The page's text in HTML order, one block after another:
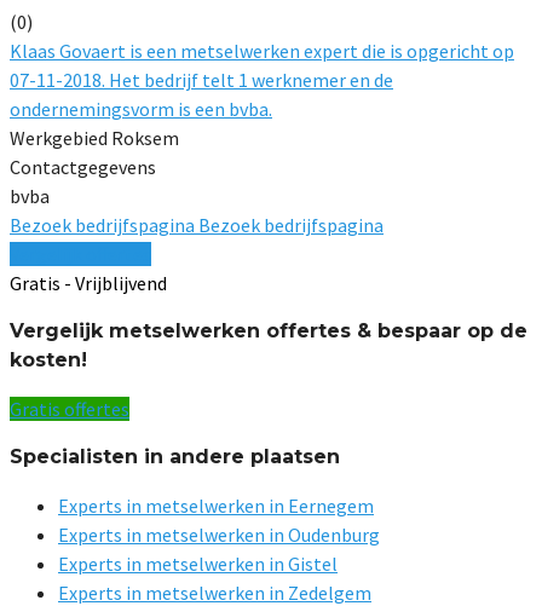
(0)
Klaas Govaert is een metselwerken expert die is opgericht op
07-11-2018. Het bedrijf telt 1 werknemer en de
ondernemingsvorm is een bvba.
Werkgebied Roksem
Contactgegevens
bvba
Bezoek bedrijfspagina Bezoek bedrijfspagina
Gratis - Vrijblijvend
Vergelijk metselwerken offertes & bespaar op de
kosten!
Gratis offertes
Specialisten in andere plaatsen
Experts in metselwerken in Eernegem
Experts in metselwerken in Oudenburg
Experts in metselwerken in Gistel
Experts in metselwerken in Zedelgem